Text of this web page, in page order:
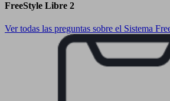
FreeStyle Libre 2
Ver todas las preguntas sobre el Sistema